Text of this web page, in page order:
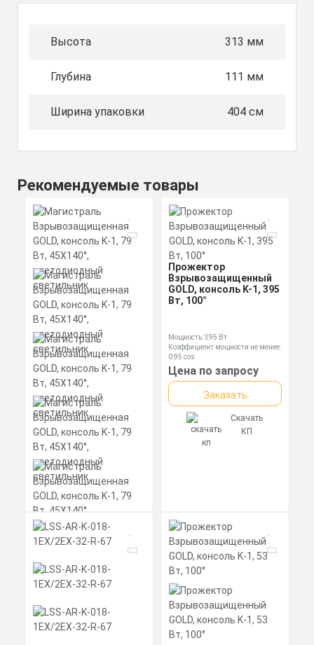
Высота 313 мм
Глубина 111 мм
Ширина упаковки 404 см
Рекомендуемые товары
Магистраль
GOLD, консоль K-1, 79
Вт, 45X140°,
светодиодный
Прожектор
Взрывозащищенный
GOLD, консоль K-1, 395
Вт, 100°
Мощность: 395 Вт
Коэффициент мощности не менее:
0,95 cos
Материал корпуса:
Экструдированный
алюминиевый профиль
(анодированный), вторичная
оптика из акрила (ПММА) с
силиконовой прокладкой.
Цена по запросу
Заказать
Скачать
КП